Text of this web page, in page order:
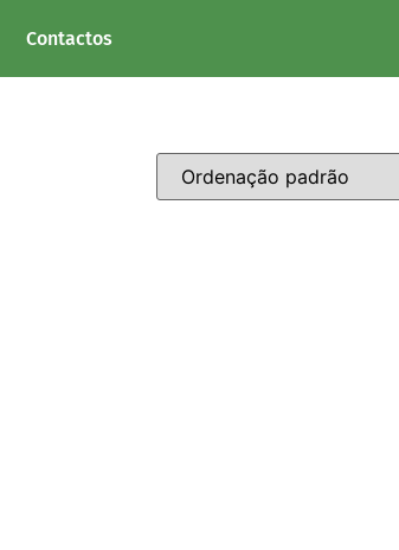
Contactos